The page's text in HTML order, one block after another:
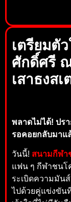
เตรียมตั
ศักดิ์ศรี
เสาธงสเ
พลาดไม่ได้! ปร
รอคอยกลับมาแ
วันนี้! สนามกีฬา
แฟน ๆ กีฬาชนโ
ระเบิดความมัน
ไปด้วยคู่แข่งขัน